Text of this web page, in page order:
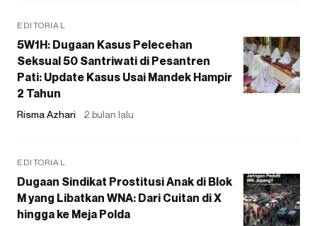
EDITORIAL
5W1H: Dugaan Kasus Pelecehan
Seksual 50 Santriwati di Pesantren
Pati: Update Kasus Usai Mandek Hampir
2 Tahun
Risma Azhari 2 bulan lalu
EDITORIAL
Dugaan Sindikat Prostitusi Anak di Blok
M yang Libatkan WNA: Dari Cuitan di X
hingga ke Meja Polda